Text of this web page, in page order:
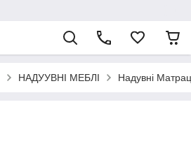
НАДУУВНІ МЕБЛІ Надувні